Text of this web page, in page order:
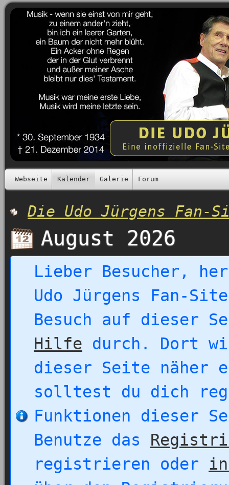
Webseite Kalender Galerie Forum
Die Udo Jürgens Fan-
August 2026
Lieber Besucher,
Udo Jürgens Fan-
Besuch auf
Hilfe durch. Dort
dieser Seite näher
solltest du dich
Funktionen dieser
Benutze das
registrieren oder